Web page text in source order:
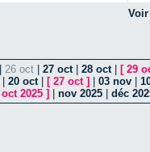
26 oct 27 oct 28 oct [ 29
20 oct [ 27 oct ] 03 nov
oct 2025 ] nov 2025 déc